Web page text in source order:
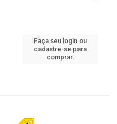
Faça seu login ou
cadastre-se para
comprar.